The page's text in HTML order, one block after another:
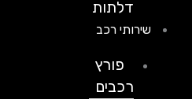
דלתות
שירותי רכב
פורץ
רכבים